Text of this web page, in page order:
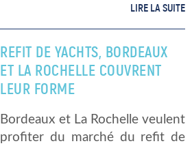
titulaire d’un doctorat en
géophysiques. Chercheur
postdoctoral (H/F) […]
LIRE LA SUITE
REFIT DE YACHTS, BORDEAUX
ET LA ROCHELLE COUVRENT
LEUR FORME
Bordeaux et La Rochelle veulent
profiter du marché du refit de